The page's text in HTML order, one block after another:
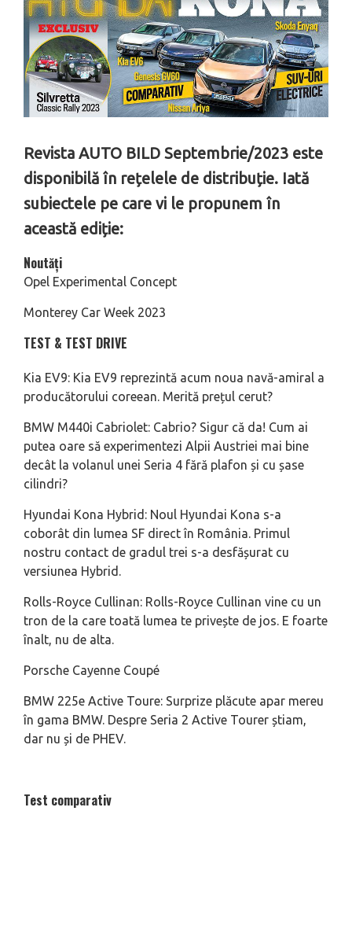
Revista AUTO BILD Septembrie/2023 este
disponibilă în rețelele de distribuție. Iată
subiectele pe care vi le propunem în
această ediție:
Noutăți
Opel Experimental Concept
Monterey Car Week 2023
TEST & TEST DRIVE
Kia EV9: Kia EV9 reprezintă acum noua navă-amiral a
producătorului coreean. Merită prețul cerut?
BMW M440i Cabriolet: Cabrio? Sigur că da! Cum ai
putea oare să experimentezi Alpii Austriei mai bine
decât la volanul unei Seria 4 fără plafon și cu șase
cilindri?
Hyundai Kona Hybrid: Noul Hyundai Kona s-a
coborât din lumea SF direct în România. Primul
nostru contact de gradul trei s-a desfășurat cu
versiunea Hybrid.
Rolls-Royce Cullinan: Rolls-Royce Cullinan vine cu un
tron de la care toată lumea te privește de jos. E foarte
înalt, nu de alta.
Porsche Cayenne Coupé
BMW 225e Active Toure: Surprize plăcute apar mereu
în gama BMW. Despre Seria 2 Active Tourer știam,
dar nu și de PHEV.
Test comparativ